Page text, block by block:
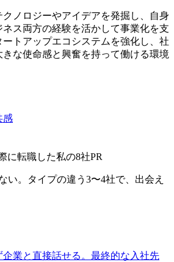
クノロジーやアイデアを発掘し、自身
ス両方の経験を活かして事業化を支
トアップエコシステムを強化し、社
な使命感と興奮を持って働ける環境
感
に転職した私の8社PR
い。タイプの違う 3〜4社で、出会え
業と直接話せる。最終的な入社先